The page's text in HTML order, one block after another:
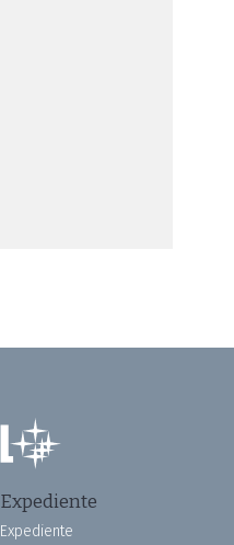
Expediente
Expediente